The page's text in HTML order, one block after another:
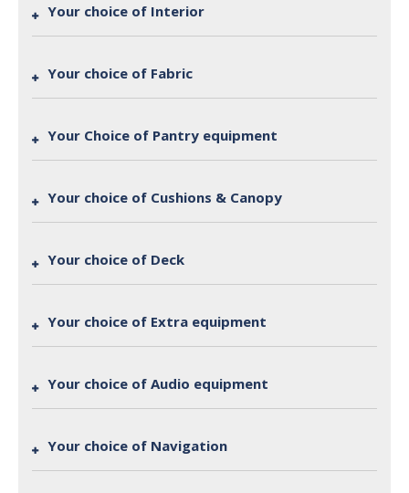
Your choice of Interior
Your choice of Fabric
Your Choice of Pantry equipment
Your choice of Cushions & Canopy
Your choice of Deck
Your choice of Extra equipment
Your choice of Audio equipment
Your choice of Navigation